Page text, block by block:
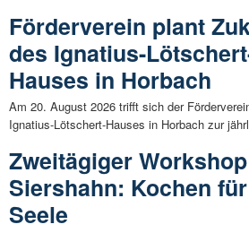
Förderverein plant
des Ignatius-
Hauses in Horbach
Am 20. August 2026 trifft sich der
Ignatius-Lötschert-Hauses in Horbach zur
Zweitägiger
Siershahn: Kochen
Seele